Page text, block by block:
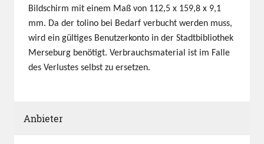
Bildschirm mit einem Maß von 112,5 x 159,8 x 9,1
mm. Da der tolino bei Bedarf verbucht werden muss,
wird ein gültiges Benutzerkonto in der Stadtbibliothek
Merseburg benötigt. Verbrauchsmaterial ist im Falle
des Verlustes selbst zu ersetzen.
Anbieter